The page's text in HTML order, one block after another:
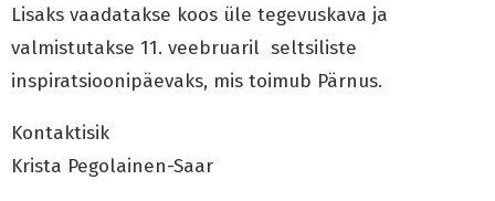
Lisaks vaadatakse koos üle tegevuskava ja
valmistutakse 11. veebruaril seltsiliste
inspiratsioonipäevaks, mis toimub Pärnus.
Kontaktisik
Krista Pegolainen-Saar